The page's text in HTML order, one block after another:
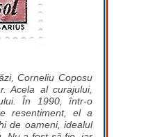
Corneliu Coposu
Acela al curajului,
În 1990, într-o
resentiment, el a
de oameni, idealul